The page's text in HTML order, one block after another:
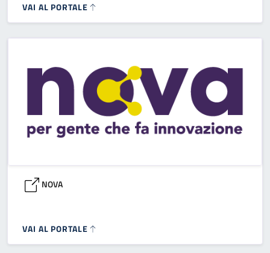
VAI AL PORTALE
NOVA
VAI AL PORTALE